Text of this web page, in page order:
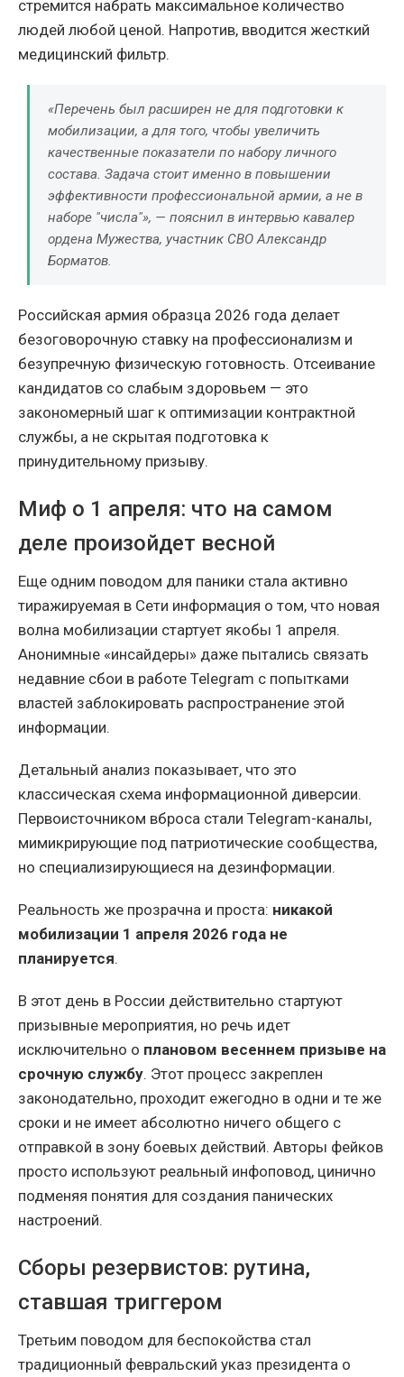
стремится набрать максимальное количество
людей любой ценой. Напротив, вводится жесткий
медицинский фильтр.
«Перечень был расширен не для подготовки к
мобилизации, а для того, чтобы увеличить
качественные показатели по набору личного
состава. Задача стоит именно в повышении
эффективности профессиональной армии, а не в
наборе "числа"», — пояснил в интервью кавалер
ордена Мужества, участник СВО Александр
Борматов.
Российская армия образца 2026 года делает
безоговорочную ставку на профессионализм и
безупречную физическую готовность. Отсеивание
кандидатов со слабым здоровьем — это
закономерный шаг к оптимизации контрактной
службы, а не скрытая подготовка к
принудительному призыву.
Миф о 1 апреля: что на самом
деле произойдет весной
Еще одним поводом для паники стала активно
тиражируемая в Сети информация о том, что новая
волна мобилизации стартует якобы 1 апреля.
Анонимные «инсайдеры» даже пытались связать
недавние сбои в работе Telegram с попытками
властей заблокировать распространение этой
информации.
Детальный анализ показывает, что это
классическая схема информационной диверсии.
Первоисточником вброса стали Telegram-каналы,
мимикрирующие под патриотические сообщества,
но специализирующиеся на дезинформации.
Реальность же прозрачна и проста: никакой
мобилизации 1 апреля 2026 года не
планируется.
В этот день в России действительно стартуют
призывные мероприятия, но речь идет
исключительно о плановом весеннем призыве на
срочную службу. Этот процесс закреплен
законодательно, проходит ежегодно в одни и те же
сроки и не имеет абсолютно ничего общего с
отправкой в зону боевых действий. Авторы фейков
просто используют реальный инфоповод, цинично
подменяя понятия для создания панических
настроений.
Сборы резервистов: рутина,
ставшая триггером
Третьим поводом для беспокойства стал
традиционный февральский указ президента о